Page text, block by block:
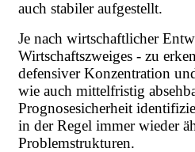
auch stabiler aufgestellt.
Je nach wirtschaftlicher
Wirtschaftszweiges - zu
defensiver Konzentration
wie auch mittelfristig
Prognosesicherheit
in der Regel immer wieder
Problemstrukturen.